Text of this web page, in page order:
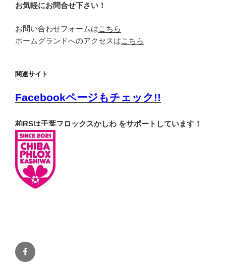
お気軽にお問合せ下さい！
お問い合わせフォームはこちら
ホームグランドへのアクセスはこちら
関連サイト
Facebookページもチェック!!
柏RSは千葉フロックスかしわ をサポートしています！
Facebook